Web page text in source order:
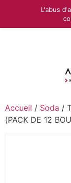
Accueil / Soda /
(PACK DE 12
L'abus